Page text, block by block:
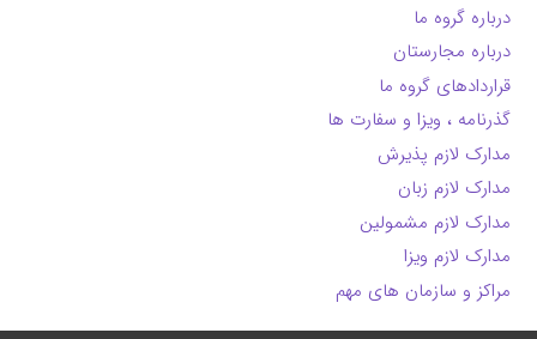
درباره گروه ما
درباره مجارستان
قراردادهای گروه ما
گذرنامه ، ویزا و سفارت ها
مدارک لازم پذیرش
مدارک لازم زبان
مدارک لازم مشمولین
مدارک لازم ویزا
مراکز و سازمان های مهم